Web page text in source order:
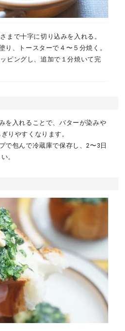
まで十字に切り込みを入れる。
り、トースターで４〜５分焼く。
ピングし、追加で１分焼いて完
を入れることで、バターが染みや
りやすくなります。
で包んで冷蔵庫で保存し、2〜3日
。